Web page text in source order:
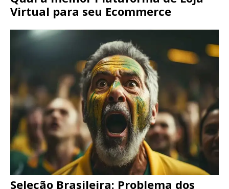
Virtual para seu Ecommerce
Seleção Brasileira: Problema dos